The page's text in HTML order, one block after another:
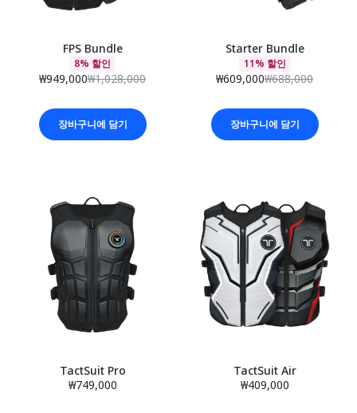
FPS Bundle
8% 할인
₩949,000₩1,028,000
장바구니에 담기
Starter Bundle
11% 할인
₩609,000₩688,000
장바구니에 담기
TactSuit Pro
₩749,000
TactSuit Air
₩409,000